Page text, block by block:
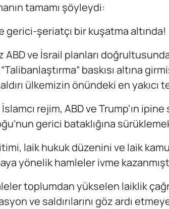
tamamı şöyleydi:
gerici-şeriatçı bir kuşatma altında!
ABD ve İsrail planları
baskısı altına
ülkemizin önündeki en
rejim, ABD ve Trump'ın ipine
gerici bataklığına
laik hukuk düzenini ve laik
yönelik hamleler ivme
toplumdan yükselen laiklik
ve saldırılarını göz ardı